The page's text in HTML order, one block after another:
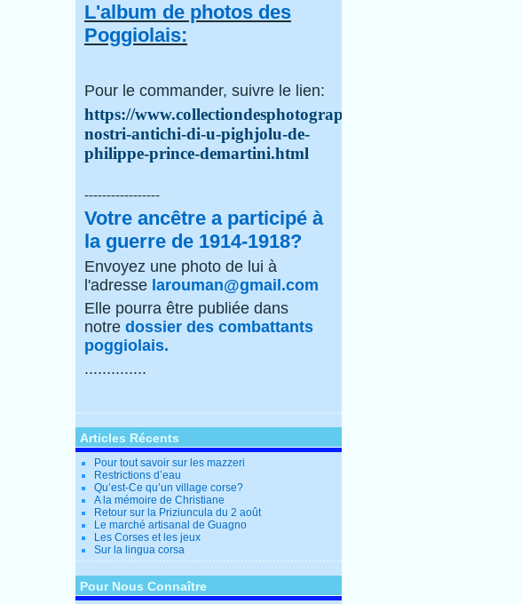
L'album de photos des
Poggiolais:
Pour le commander, suivre le lien:
https://www.collectiondesphotographes.com/i-
nostri-antichi-di-u-pighjolu-de-
philippe-prince-demartini.html
-----------------
Votre ancêtre a participé à
la guerre de 1914-1918?
Envoyez une photo de lui à
l'adresse larouman@gmail.com
Elle pourra être publiée dans
notre dossier des combattants
poggiolais.
..............
Articles Récents
Pour tout savoir sur les mazzeri
Restrictions d’eau
Qu’est-Ce qu’un village corse?
A la mémoire de Christiane
Retour sur la Priziuncula du 2 août
Le marché artisanal de Guagno
Les Corses et les jeux
Sur la lingua corsa
Pour Nous Connaître